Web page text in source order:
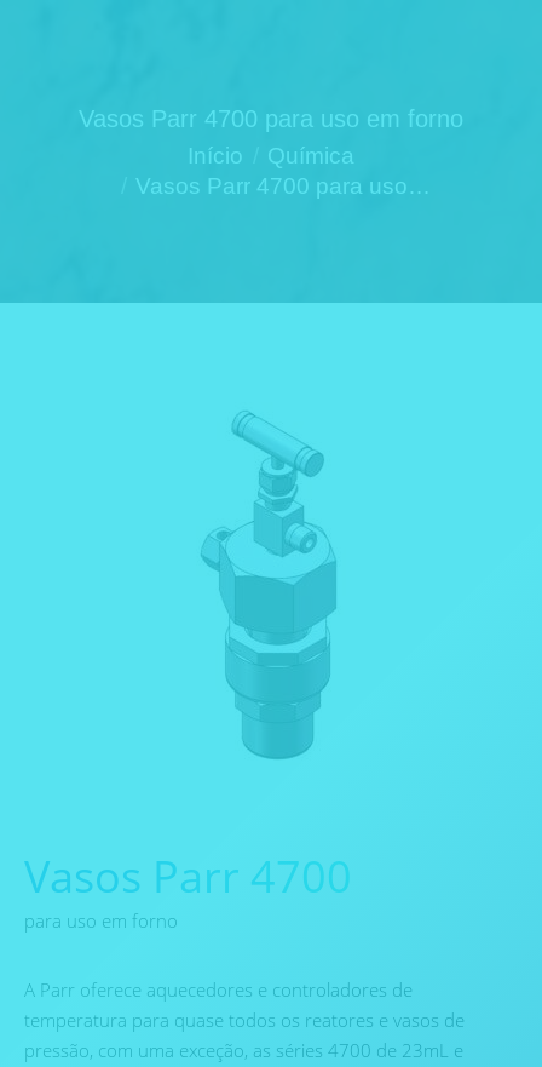
Vasos Parr 4700 para uso em forno
Início
Química
Vasos Parr 4700 para uso…
Vasos Parr 4700
para uso em forno
A Parr oferece aquecedores e controladores de
temperatura para quase todos os reatores e vasos de
pressão, com uma exceção, as séries 4700 de 23mL e